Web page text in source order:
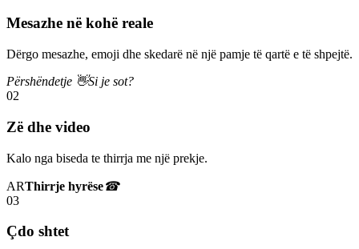
Mesazhe në kohë reale
Dërgo mesazhe, emoji dhe skedarë në një pamje të qartë e të shpejtë.
Përshëndetje 👋Si je sot?
02
Zë dhe video
Kalo nga biseda te thirrja me një prekje.
ARThirrje hyrëse☎
03
Çdo shtet